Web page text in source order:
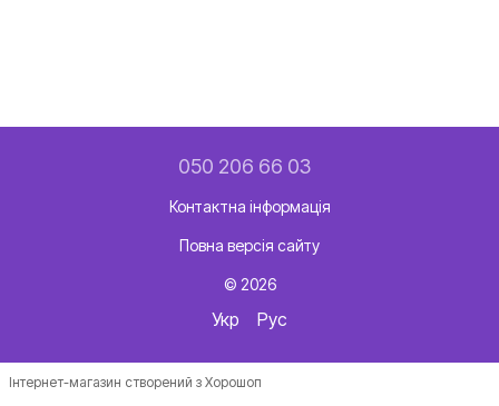
050 206 66 03
Контактна інформація
Повна версія сайту
© 2026
Укр Рус
Інтернет-магазин створений з Хорошоп